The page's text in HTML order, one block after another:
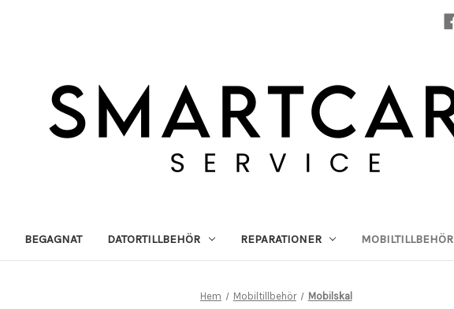
BEGAGNAT DATORTILLBEHÖR REPARATIONER MOBILTILLBEHÖR
Hem Mobiltillbehör Mobilskal